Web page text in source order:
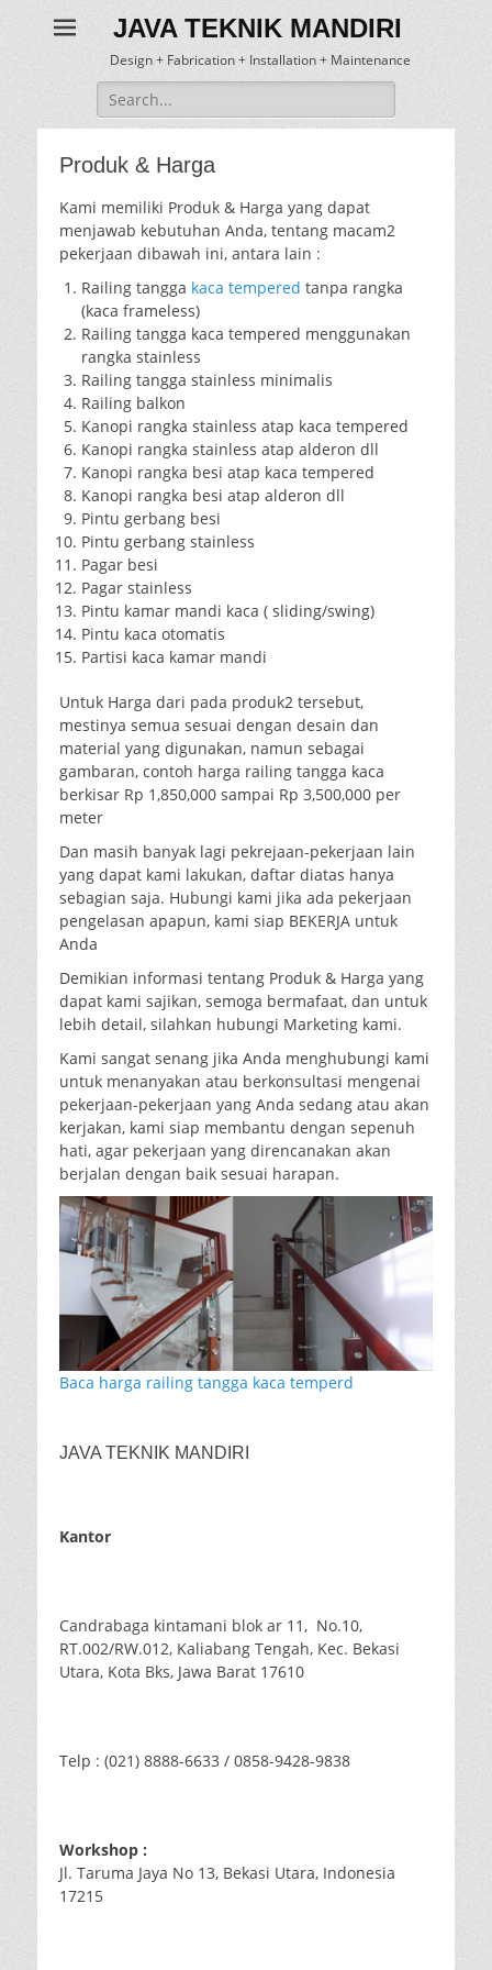
JAVA TEKNIK MANDIRI
Design + Fabrication + Installation + Maintenance
Search
for:
Produk & Harga
Kami memiliki Produk & Harga yang dapat
menjawab kebutuhan Anda, tentang macam2
pekerjaan dibawah ini, antara lain :
Railing tangga kaca tempered tanpa rangka
(kaca frameless)
Railing tangga kaca tempered menggunakan
rangka stainless
Railing tangga stainless minimalis
Railing balkon
Kanopi rangka stainless atap kaca tempered
Kanopi rangka stainless atap alderon dll
Kanopi rangka besi atap kaca tempered
Kanopi rangka besi atap alderon dll
Pintu gerbang besi
Pintu gerbang stainless
Pagar besi
Pagar stainless
Pintu kamar mandi kaca ( sliding/swing)
Pintu kaca otomatis
Partisi kaca kamar mandi
Untuk Harga dari pada produk2 tersebut,
mestinya semua sesuai dengan desain dan
material yang digunakan, namun sebagai
gambaran, contoh harga railing tangga kaca
berkisar Rp 1,850,000 sampai Rp 3,500,000 per
meter
Dan masih banyak lagi pekrejaan-pekerjaan lain
yang dapat kami lakukan, daftar diatas hanya
sebagian saja. Hubungi kami jika ada pekerjaan
pengelasan apapun, kami siap BEKERJA untuk
Anda
Demikian informasi tentang Produk & Harga yang
dapat kami sajikan, semoga bermafaat, dan untuk
lebih detail, silahkan hubungi Marketing kami.
Kami sangat senang jika Anda menghubungi kami
untuk menanyakan atau berkonsultasi mengenai
pekerjaan-pekerjaan yang Anda sedang atau akan
kerjakan, kami siap membantu dengan sepenuh
hati, agar pekerjaan yang direncanakan akan
berjalan dengan baik sesuai harapan.
Baca harga railing tangga kaca temperd
JAVA TEKNIK MANDIRI
Kantor
Candrabaga kintamani blok ar 11, No.10,
RT.002/RW.012, Kaliabang Tengah, Kec. Bekasi
Utara, Kota Bks, Jawa Barat 17610
Telp : (021) 8888-6633 / 0858-9428-9838
Workshop :
Jl. Taruma Jaya No 13, Bekasi Utara, Indonesia
17215